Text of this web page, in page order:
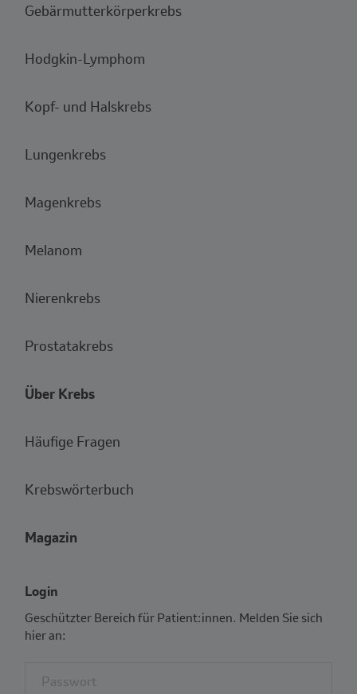
Gebärmutterkörperkrebs
Hodgkin-Lymphom
Kopf- und Halskrebs
Lungenkrebs
Magenkrebs
Melanom
Nierenkrebs
Prostatakrebs
Über Krebs
Häufige Fragen
Krebswörterbuch
Magazin
Login
Geschützter Bereich für Patient:innen. Melden Sie sich
hier an: